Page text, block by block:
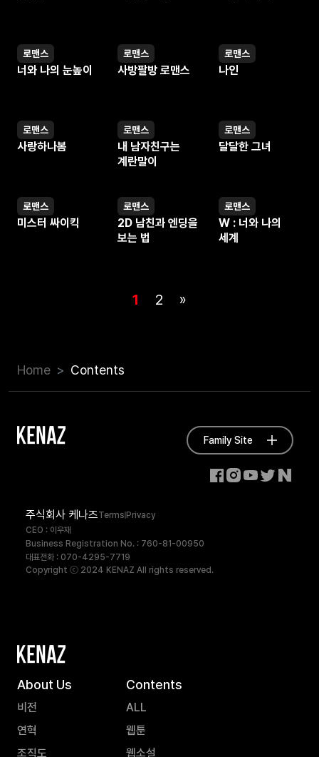
웹툰
로맨스
너와 나의 눈높이
웹툰
로맨스
사방팔방 로맨스
웹툰
로맨스
나인
웹툰
로맨스
사랑하나봄
웹툰
로맨스
내 남자친구는
계란말이
웹툰
로맨스
달달한 그녀
웹툰
로맨스
미스터 싸이킥
웹툰
로맨스
2D 남친과 엔딩을
보는 법
웹툰
로맨스
W : 너와 나의
세계
1 2 »
Home Contents
Family Site
주식회사 케나즈Terms Privacy
CEO : 이우재
Business Registration No. : 760-81-00950
대표전화 : 070-4295-7719
Copyright ⓒ 2024 KENAZ All rights reserved.
About Us
비전
연혁
조직도
Contents
ALL
웹툰
웹소설